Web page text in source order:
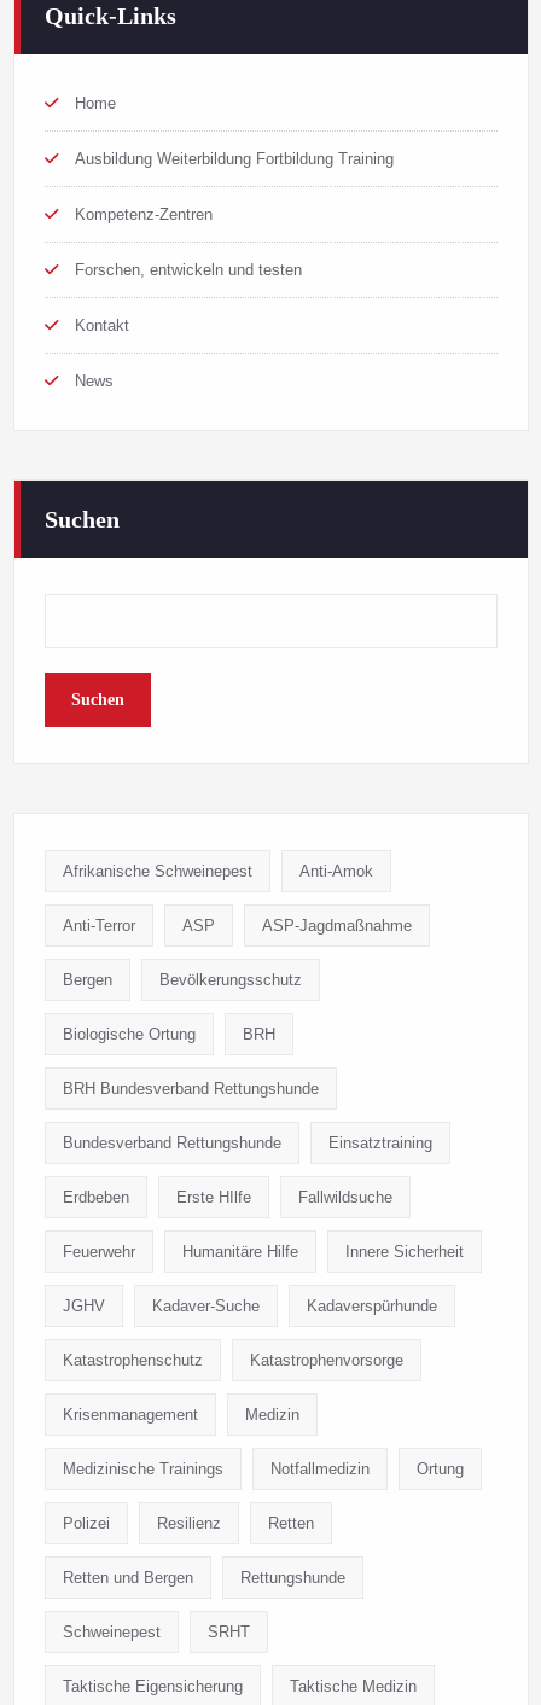
Quick-Links
Home
Ausbildung Weiterbildung Fortbildung Training
Kompetenz-Zentren
Forschen, entwickeln und testen
Kontakt
News
Suchen
Suchen
Afrikanische Schweinepest Anti-Amok
Anti-Terror ASP ASP-Jagdmaßnahme
Bergen Bevölkerungsschutz
Biologische Ortung BRH
BRH Bundesverband Rettungshunde
Bundesverband Rettungshunde Einsatztraining
Erdbeben Erste HIlfe Fallwildsuche
Feuerwehr Humanitäre Hilfe Innere Sicherheit
JGHV Kadaver-Suche Kadaverspürhunde
Katastrophenschutz Katastrophenvorsorge
Krisenmanagement Medizin
Medizinische Trainings Notfallmedizin Ortung
Polizei Resilienz Retten
Retten und Bergen Rettungshunde
Schweinepest SRHT
Taktische Eigensicherung Taktische Medizin